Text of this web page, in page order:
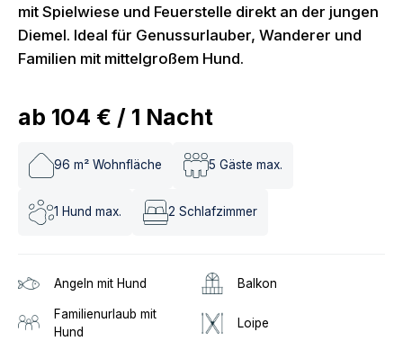
mit Spielwiese und Feuerstelle direkt an der jungen
Diemel. Ideal für Genussurlauber, Wanderer und
Familien mit mittelgroßem Hund.
ab 104 € / 1 Nacht
96 m² Wohnfläche 5 Gäste max.
1 Hund max. 2 Schlafzimmer
Angeln mit Hund Balkon
Familienurlaub mit
Hund
Loipe